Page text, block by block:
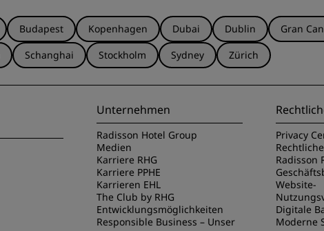
Budapest Kopenhagen Dubai Dublin Gran
Schanghai Stockholm Sydney Zürich
Unternehmen
Radisson Hotel Group
Medien
Karriere RHG
Karriere PPHE
Karrieren EHL
The Club by RHG
Entwicklungsmöglichkeiten
Responsible Business – Unser
Privacy
Radisson
Website-
Digitale
Moderne